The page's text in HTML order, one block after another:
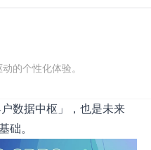
的个性化体验。
数据中枢」，也是未来
础。